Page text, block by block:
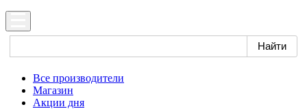
Все производители
Магазин
Акции дня